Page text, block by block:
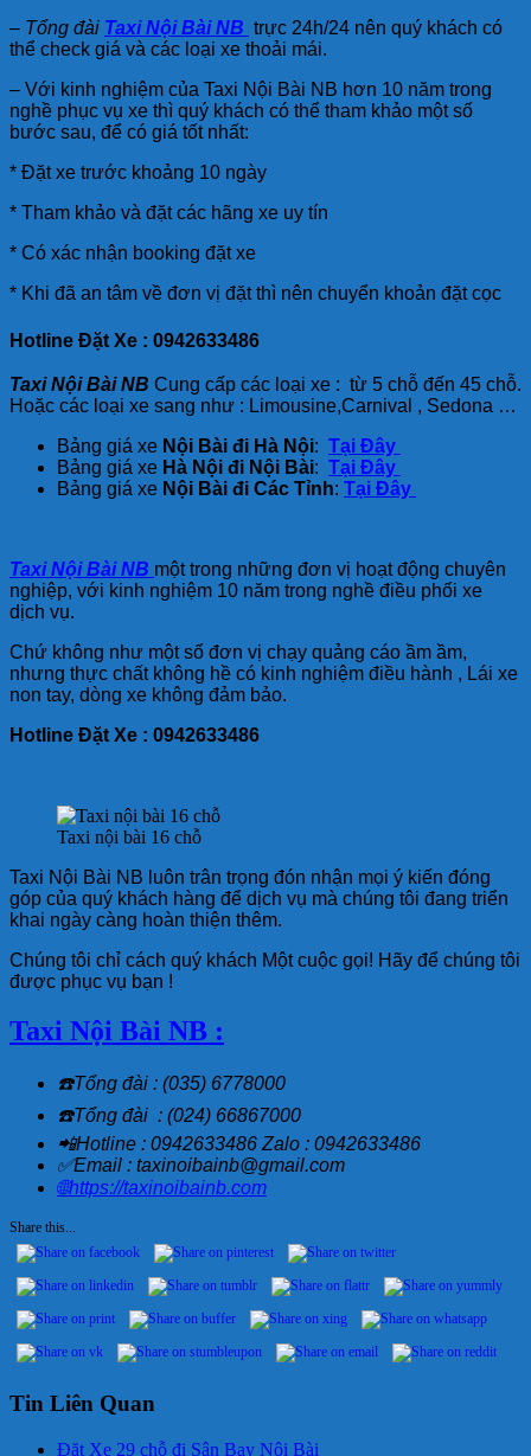
– Tổng đài Taxi Nội Bài NB trực 24h/24 nên quý khách có
thể check giá và các loại xe thoải mái.
– Với kinh nghiệm của Taxi Nội Bài NB hơn 10 năm trong
nghề phục vụ xe thì quý khách có thể tham khảo một số
bước sau, để có giá tốt nhất:
* Đặt xe trước khoảng 10 ngày
* Tham khảo và đặt các hãng xe uy tín
* Có xác nhận booking đặt xe
* Khi đã an tâm về đơn vị đặt thì nên chuyển khoản đặt cọc
Hotline Đặt Xe : 0942633486
Taxi Nội Bài NB Cung cấp các loại xe : từ 5 chỗ đến 45 chỗ.
Hoặc các loại xe sang như : Limousine,Carnival , Sedona …
Bảng giá xe Nội Bài đi Hà Nội: Tại Đây
Bảng giá xe Hà Nội đi Nội Bài: Tại Đây
Bảng giá xe Nội Bài đi Các Tỉnh: Tại Đây
Taxi NộiBài NB một trong những đơn vị hoạt động chuyên
nghiệp, với kinh nghiệm 10 năm trong nghề điều phối xe
dịch vụ.
Chứ không như một số đơn vị chạy quảng cáo ầm ầm,
nhưng thực chất không hề có kinh nghiệm điều hành , Lái xe
non tay, dòng xe không đảm bảo.
Hotline Đặt Xe : 0942633486
Taxi nội bài 16 chỗ
Taxi Nội Bài NB luôn trân trọng đón nhận mọi ý kiến đóng
góp của quý khách hàng để dịch vụ mà chúng tôi đang triển
khai ngày càng hoàn thiện thêm.
Chúng tôi chỉ cách quý khách Một cuộc gọi! Hãy để chúng tôi
được phục vụ bạn !
Taxi Nội Bài NB :
☎️Tổng đài : (035) 6778000
☎️Tổng đài : (024) 66867000
📲Hotline : 0942633486 Zalo : 0942633486
✅Email : taxinoibainb@gmail.com
🌐https://taxinoibainb.com
Share this...
Tin Liên Quan
Đặt Xe 29 chỗ đi Sân Bay Nội Bài